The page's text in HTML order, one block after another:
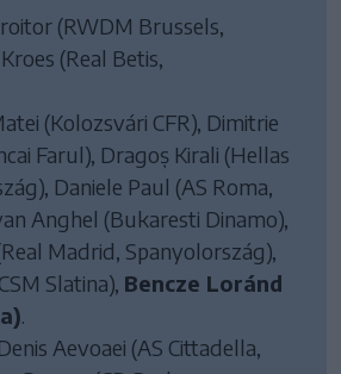
(RWDM Brussels,
(Real Betis,
(Kolozsvári CFR), Dimitrie
Farul), Dragoș Kirali (Hellas
Daniele Paul (AS Roma,
Anghel (Bukaresti Dinamo),
Madrid, Spanyolország),
Slatina), Bencze Loránd
.
Aevoaei (AS Cittadella,